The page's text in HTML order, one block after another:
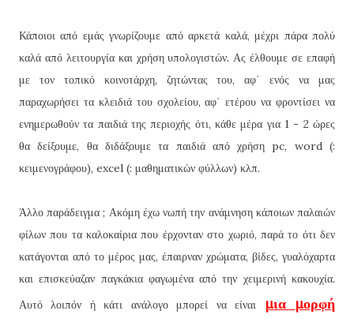
Κάποιοι από εμάς γνωρίζουμε από αρκετά καλά, μέχρι πάρα πολύ
καλά από λειτουργία και χρήση υπολογιστών. Ας έλθουμε σε επαφή
με τον τοπικό κοινοτάρχη, ζητώντας του, αφ΄ ενός να μας
παραχωρήσει τα κλειδιά του σχολείου, αφ΄ ετέρου να φροντίσει να
ενημερωθούν τα παιδιά της περιοχής ότι, κάθε μέρα για 1 - 2 ώρες
θα δείξουμε, θα διδάξουμε τα παιδιά από χρήση pc, word (:
κειμενογράφου), excel (: μαθηματικών φύλλων) κλπ.
Άλλο παράδειγμα ; Ακόμη έχω νωπή την ανάμνηση κάποιων παλαιών
φίλων που τα καλοκαίρια που έρχονταν στο χωριό, παρά το ότι δεν
κατάγονται από το μέρος μας, έπαιρναν χρώματα, βίδες, γυαλόχαρτα
και επισκεύαζαν παγκάκια φαγωμένα από την χειμερινή κακουχία.
Αυτό λοιπόν ή κάτι ανάλογο μπορεί να είναι
μια μορφή